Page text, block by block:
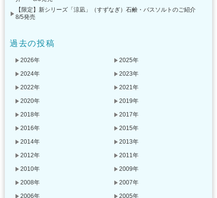
【限定】新シリーズ「涼凪」（すずなぎ）石鹸・バスソルトのご紹介
8/5発売
過去の投稿
2026年
2025年
2024年
2023年
2022年
2021年
2020年
2019年
2018年
2017年
2016年
2015年
2014年
2013年
2012年
2011年
2010年
2009年
2008年
2007年
2006年
2005年